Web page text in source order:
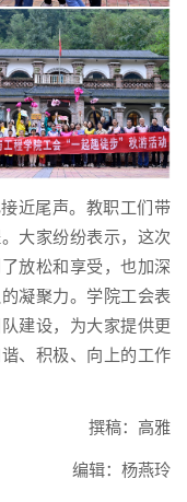
近尾声。教职工们带
大家纷纷表示，这次
放松和享受，也加深
凝聚力。学院工会表
建设，为大家提供更
、积极、向上的工作
撰稿：高雅
编辑：杨燕玲